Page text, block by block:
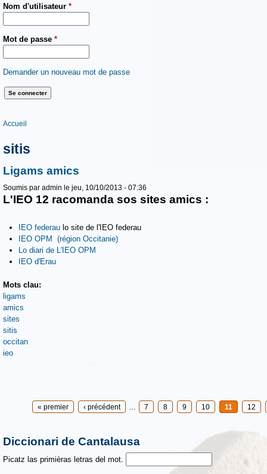
Nom d'utilisateur *
Mot de passe *
Demander un nouveau mot de passe
Vous êtes ici
Accueil
sitis
Ligams amics
Soumis par admin le jeu, 10/10/2013 - 07:36
L'IEO 12 racomanda sos sites amics :
IEO federau lo site de l'IEO federau
IEO OPM (région Occitanie)
Lo diari de L'IEO OPM
IEO d'Erau
Mots clau:
ligams
amics
sites
sitis
occitan
ieo
Pages « premier ‹ précédent 7 8 9 10 11 12
Diccionari de Cantalausa
Picatz las primièras letras del mot.